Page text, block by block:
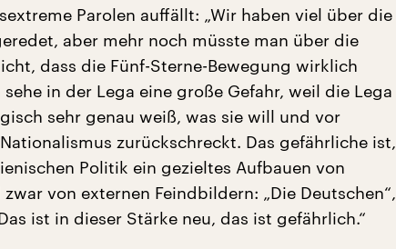
Parolen auffällt: „Wir haben viel über die
aber mehr noch müsste man über die
dass die Fünf-Sterne-Bewegung wirklich
in der Lega eine große Gefahr, weil die Lega
sehr genau weiß, was sie will und vor
zurückschreckt. Das gefährliche ist,
Politik ein gezieltes Aufbauen von
von externen Feindbildern: „Die Deutschen“,
ist in dieser Stärke neu, das ist gefährlich.“